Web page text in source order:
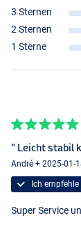
-
SGS2 All-
- Wurfgewicht:
- Länge: 274cm
- Wurfgewicht:
- Gewicht: 186gr
-
3 Sternen
2 Sternen
1 Sterne
" Leicht stabil
André + 2025-01-
Ich
Super Service